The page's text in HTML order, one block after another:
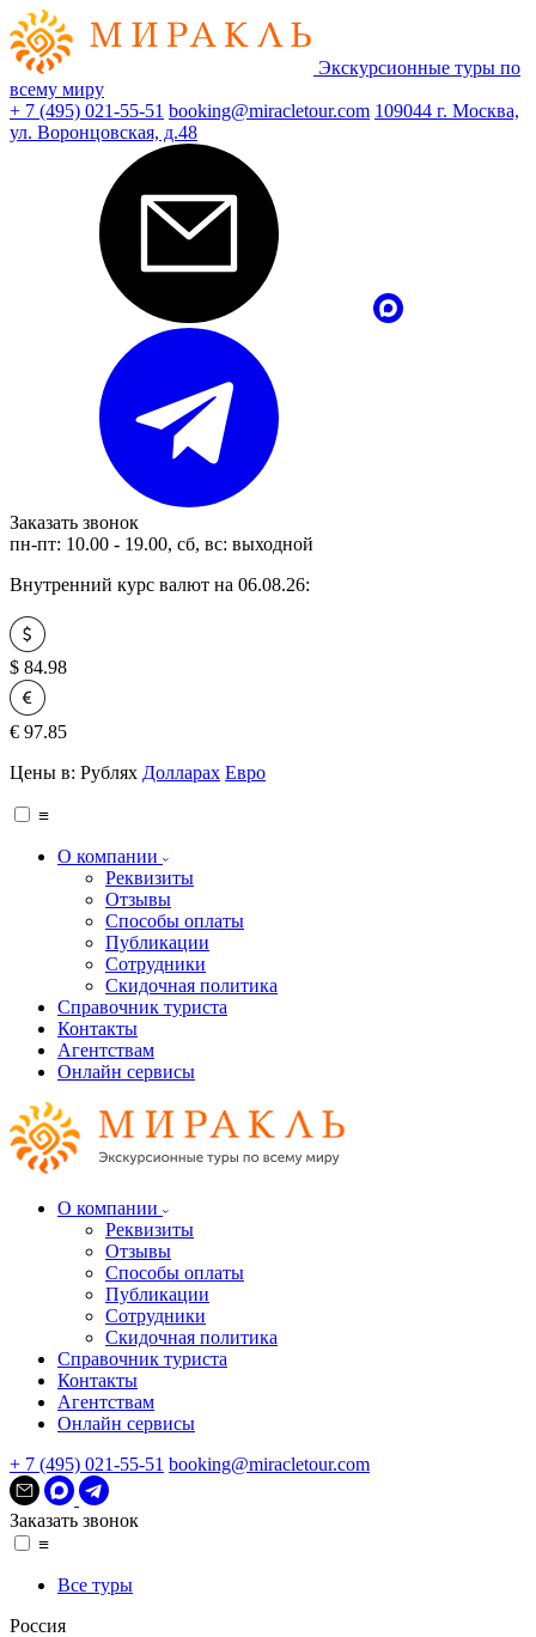
Экскурсионные туры по
всему миру
+ 7 (495) 021-55-51 booking@miracletour.com 109044 г. Москва,
ул. Воронцовская, д.48
Заказать звонок
пн-пт: 10.00 - 19.00, сб, вс: выходной
Внутренний курс валют на 06.08.26:
$ 84.98
€ 97.85
Цены в: Рублях Долларах Евро
≡
О компании
Реквизиты
Отзывы
Способы оплаты
Публикации
Сотрудники
Скидочная политика
Справочник туриста
Контакты
Агентствам
Онлайн сервисы
О компании
Реквизиты
Отзывы
Способы оплаты
Публикации
Сотрудники
Скидочная политика
Справочник туриста
Контакты
Агентствам
Онлайн сервисы
+ 7 (495) 021-55-51 booking@miracletour.com
Заказать звонок
≡
Все туры
Россия